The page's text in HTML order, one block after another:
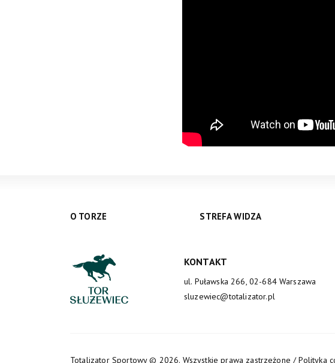
O TORZE STREFA WIDZA
KONTAKT
ul. Puławska 266, 02-684 Warszawa
sluzewiec@totalizator.pl
Totalizator Sportowy© 2026. Wszystkie prawa zastrzeżone /Polityka